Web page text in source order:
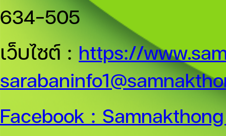
634-505
เว็บไซต์ : https://
Facebook :